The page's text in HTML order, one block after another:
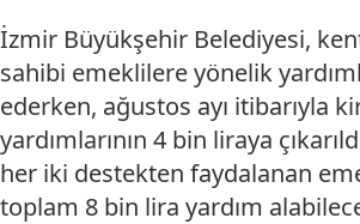
İzmir Büyükşehir Belediyesi,
sahibi emeklilere yönelik
ederken, ağustos ayı itibarıyla
yardımlarının 4 bin liraya
her iki destekten faydalanan
toplam 8 bin lira yardım